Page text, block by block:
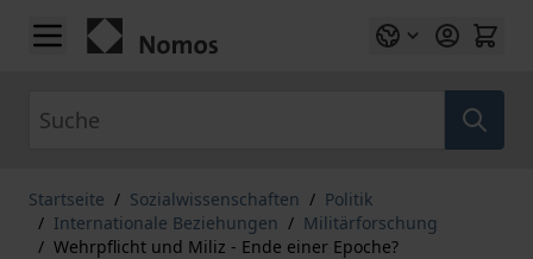
Zum Inhalt springen
Startseite / Sozialwissenschaften / Politik
/ Internationale Beziehungen / Militärforschung
/ Wehrpflicht und Miliz - Ende einer Epoche?